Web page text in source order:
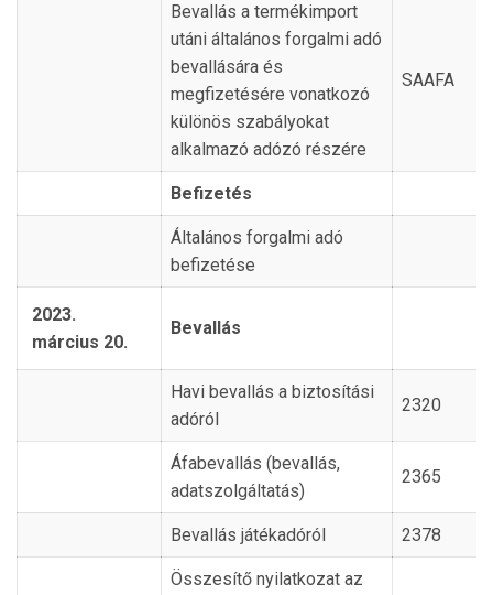
Bevallás a termékimport
utáni általános forgalmi adó
bevallására és
megfizetésére vonatkozó
különös szabályokat
alkalmazó adózó részére
SAAFA
Befizetés
Általános forgalmi adó
befizetése
2023.
március 20.
Bevallás
Havi bevallás a biztosítási
adóról
2320
Áfabevallás (bevallás,
adatszolgáltatás)
2365
Bevallás játékadóról 2378
Összesítő nyilatkozat az